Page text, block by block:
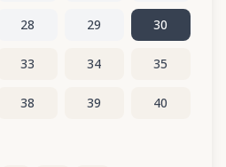
28 29 30
33 34 35
38 39 40